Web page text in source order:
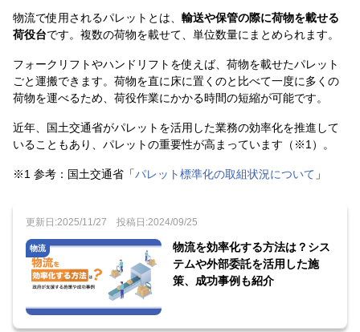
物流で使用されるパレットとは、 輸送や保管の際に荷物を載せる
荷役台です。複数の荷物を載せて、単位数量にまとめられます。
フォークリフトやハンドリフトを使えば、荷物を載せたパレット
ごと運搬できます。荷物を直に床に置くのと比べて一度に多くの
荷物を運べるため、荷役作業にかかる時間の短縮が可能です。
近年、国土交通省がパレットを活用した業務の効率化を推進して
いることもあり、パレットの重要性が高まっています（※1）。
※1 参考：国土交通省「パレット標準化の取組状況について 」
更新日:2025/11/27 投稿日:2024/09/25
物流
物流を効率化する方法は？シス
テムや外部委託を活用した施
策、成功事例も紹介